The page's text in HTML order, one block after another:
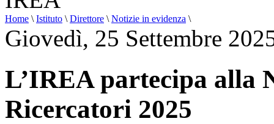
Home \ Istituto \ Direttore \ Notizie in evidenza \
Giovedì, 25 Settembre
L’IREA partecipa alla
Ricercatori 2025